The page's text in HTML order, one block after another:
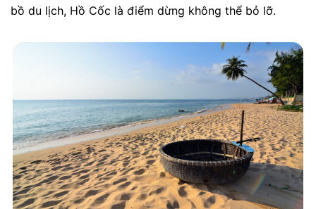
bồ du lịch, Hồ Cốc là điểm dừng không thể bỏ lỡ.